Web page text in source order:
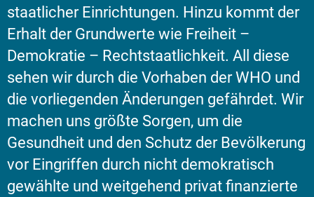
staatlicher Einrichtungen. Hinzu kommt der
Erhalt der Grundwerte wie Freiheit –
Demokratie – Rechtstaatlichkeit. All diese
sehen wir durch die Vorhaben der WHO und
die vorliegenden Änderungen gefährdet. Wir
machen uns größte Sorgen, um die
Gesundheit und den Schutz der Bevölkerung
vor Eingriffen durch nicht demokratisch
gewählte und weitgehend privat finanzierte